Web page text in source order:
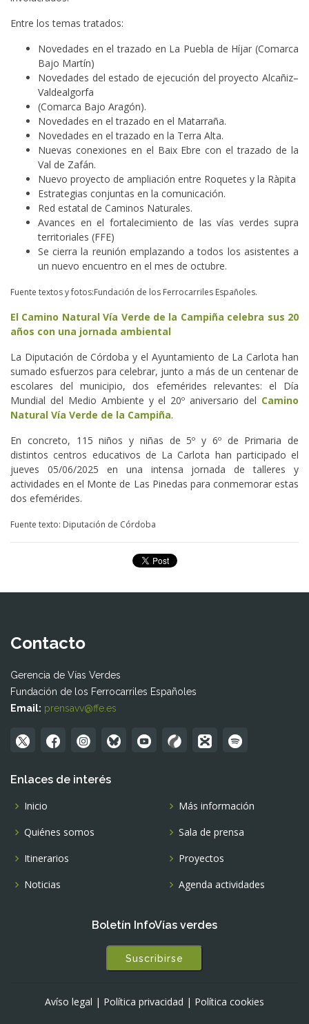
Entre los temas tratados:
Novedades en el trazado en La Puebla de Híjar (Comarca
Bajo Martín)
Novedades del estado de ejecución del proyecto Alcañiz–
Valdealgorfa
(Comarca Bajo Aragón).
Novedades en el trazado en el Matarraña.
Novedades en el trazado en la Terra Alta.
Nuevas conexiones en el Baix Ebre con el trazado de la
Val de Zafán.
Nuevo proyecto de ampliación entre Roquetes y la Ràpita
Estrategias conjuntas en la comunicación.
Red estatal de Caminos Naturales.
Avances en el fortalecimiento de las vías verdes supra
territoriales (FFE)
Se cierra la reunión emplazando a todos los asistentes a
un nuevo encuentro en el mes de octubre.
Fuente textos y fotos:Fundación de los Ferrocarriles Españoles.
El Camino Natural Vía Verde de la Campiña celebra sus 20
años con una jornada ambiental
La Diputación de Córdoba y el Ayuntamiento de La Carlota han
sumado esfuerzos para celebrar, junto a más de un centenar de
escolares del municipio, dos efemérides relevantes: el Día
Mundial del Medio Ambiente y el 20º aniversario del Camino
Natural Vía Verde de la Campiña.
En concreto, 115 niños y niñas de 5º y 6º de Primaria de
distintos centros educativos de La Carlota han participado el
jueves 05/06/2025 en una intensa jornada de talleres y
actividades en el Monte de Las Pinedas para conmemorar estas
dos efemérides.
Fuente texto: Diputación de Córdoba
Contacto
Gerencia de Vías Verdes
Fundación de los Ferrocarriles Españoles
Email: prensavv@ffe.es
Enlaces de interés
Inicio
Quiénes somos
Itinerarios
Noticias
Más información
Sala de prensa
Proyectos
Agenda actividades
Boletín InfoVías verdes
Suscribirse
Avíso legal | Política privacidad | Política cookies